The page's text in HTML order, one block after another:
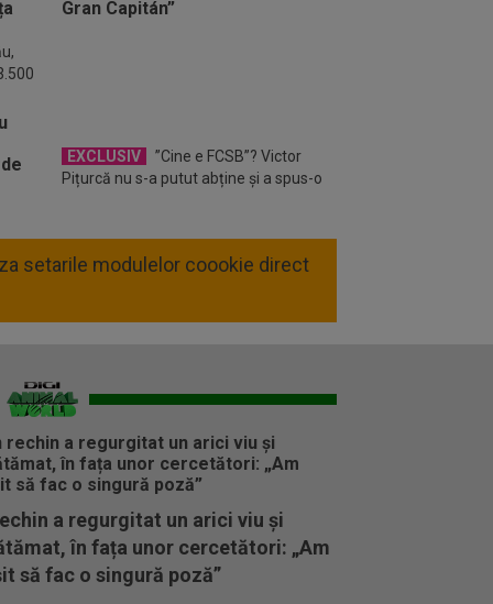
EXCLUSIV
”Cine e FCSB”? Victor
Pițurcă nu s-a putut abține și a spus-o
setarile modulelor coookie direct
a regurgitat un arici viu și
în fața unor cercetători: „Am
să fac o singură poză”